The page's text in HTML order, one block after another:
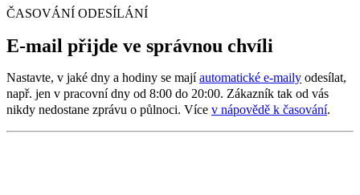
ČASOVÁNÍ ODESÍLÁNÍ
E‑mail přijde ve správnou chvíli
Nastavte, v jaké dny a hodiny se majíautomatické e‑maily odesílat,
např. jen v pracovní dny od 8:00 do 20:00. Zákazník tak od vás
nikdy nedostane zprávu o půlnoci. Více v nápovědě k časování.